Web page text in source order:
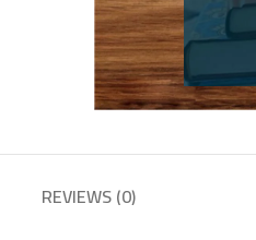
REVIEWS (0)